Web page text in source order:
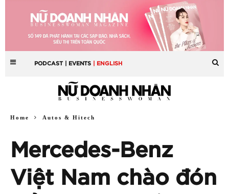
PODCAST | EVENTS | ENGLISH
Home Autos & Hitech
Mercedes-Benz
Việt Nam chào đón